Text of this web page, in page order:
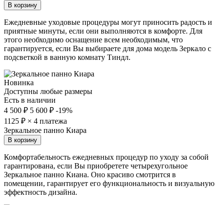
В корзину
Ежедневные уходовые процедуры могут приносить радость и
приятные минуты, если они выполняются в комфорте. Для
этого необходимо оснащение всем необходимым, что
гарантируется, если Вы выбираете для дома модель Зеркало с
подсветкой в ванную комнату Тиндл.
Новинка
Доступны любые размеры
Есть в наличии
4 500 ₽ 5 600 ₽ -19%
1125 ₽ × 4 платежа
Зеркальное панно Киара
В корзину
Комфортабельность ежедневных процедур по уходу за собой
гарантирована, если Вы приобретете четырехугольное
Зеркальное панно Киана. Оно красиво смотрится в
помещении, гарантирует его функциональность и визуальную
эффектность дизайна.